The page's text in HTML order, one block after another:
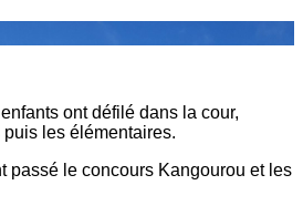
ont défilé dans la cour,
les élémentaires.
passé le concours Kangourou et les